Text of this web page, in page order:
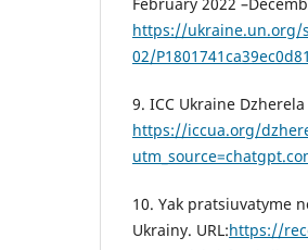
February 2022
https://ukraine.un.org/
02/
9. ICC Ukraine
https://iccua.org/
10. Yak pratsiuvatyme
Ukrainy. URL:https://